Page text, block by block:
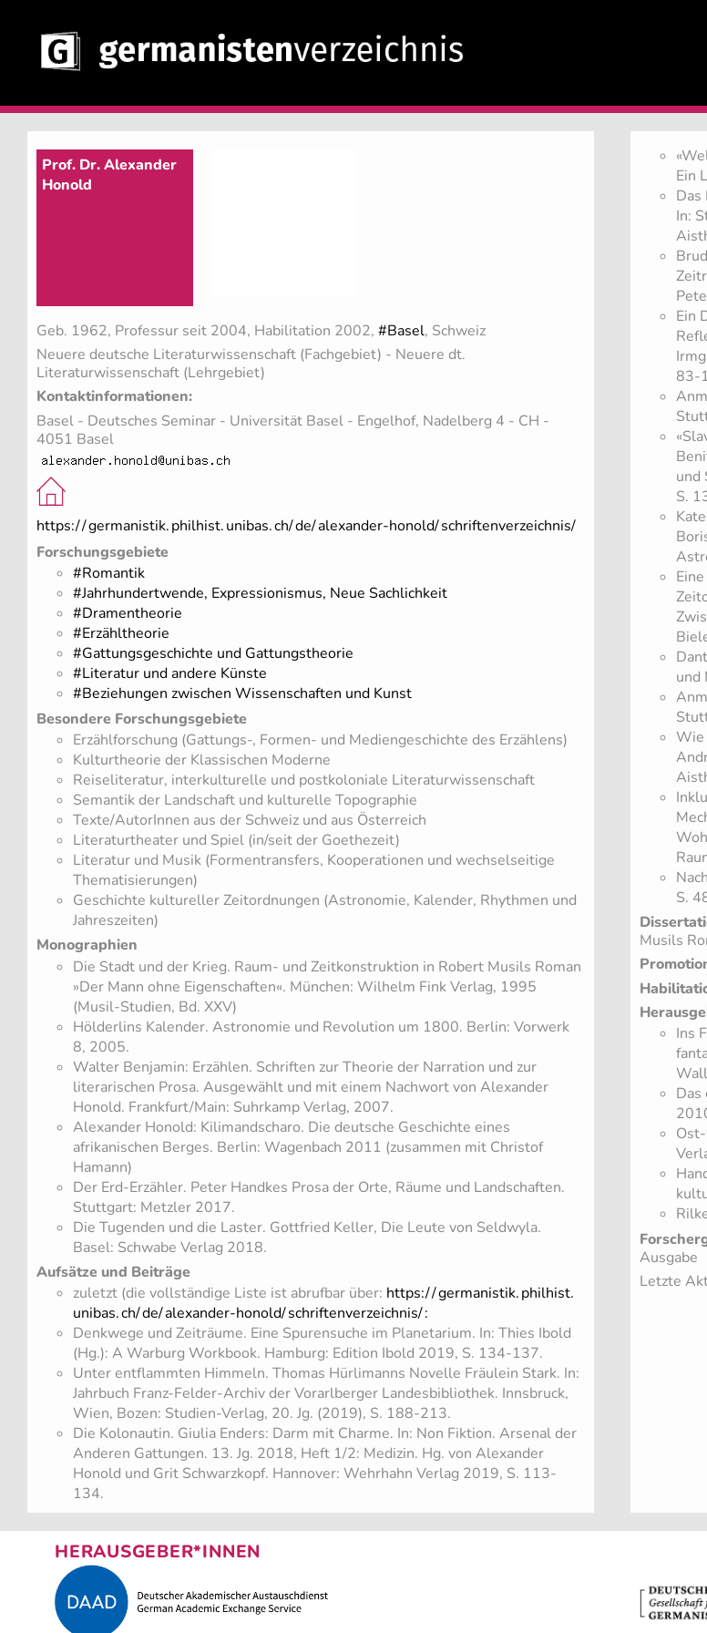
Prof. Dr. Alexander
Honold
Geb. 1962, Professur seit 2004, Habilitation 2002, #Basel, Schweiz
Neuere deutsche Literaturwissenschaft (Fachgebiet) - Neuere dt.
Literaturwissenschaft (Lehrgebiet)
Kontaktinformationen:
Basel - Deutsches Seminar - Universität Basel - Engelhof, Nadelberg 4 - CH -
4051 Basel
https://germanistik.philhist.unibas.ch/de/alexander-honold/schriftenverzeichnis/
Forschungsgebiete
#Romantik
#Jahrhundertwende, Expressionismus, Neue Sachlichkeit
#Dramentheorie
#Erzähltheorie
#Gattungsgeschichte und Gattungstheorie
#Literatur und andere Künste
#Beziehungen zwischen Wissenschaften und Kunst
Besondere Forschungsgebiete
Erzählforschung (Gattungs-, Formen- und Mediengeschichte des Erzählens)
Kulturtheorie der Klassischen Moderne
Reiseliteratur, interkulturelle und postkoloniale Literaturwissenschaft
Semantik der Landschaft und kulturelle Topographie
Texte/AutorInnen aus der Schweiz und aus Österreich
Literaturtheater und Spiel (in/seit der Goethezeit)
Literatur und Musik (Formentransfers, Kooperationen und wechselseitige
Thematisierungen)
Geschichte kultureller Zeitordnungen (Astronomie, Kalender, Rhythmen und
Jahreszeiten)
Monographien
Die Stadt und der Krieg. Raum- und Zeitkonstruktion in Robert Musils Roman
»Der Mann ohne Eigenschaften«. München: Wilhelm Fink Verlag, 1995
(Musil-Studien, Bd. XXV)
Hölderlins Kalender. Astronomie und Revolution um 1800. Berlin: Vorwerk
8, 2005.
Walter Benjamin: Erzählen. Schriften zur Theorie der Narration und zur
literarischen Prosa. Ausgewählt und mit einem Nachwort von Alexander
Honold. Frankfurt/Main: Suhrkamp Verlag, 2007.
Alexander Honold: Kilimandscharo. Die deutsche Geschichte eines
afrikanischen Berges. Berlin: Wagenbach 2011 (zusammen mit Christof
Hamann)
Der Erd-Erzähler. Peter Handkes Prosa der Orte, Räume und Landschaften.
Stuttgart: Metzler 2017.
Die Tugenden und die Laster. Gottfried Keller, Die Leute von Seldwyla.
Basel: Schwabe Verlag 2018.
Aufsätze und Beiträge
zuletzt (die vollständige Liste ist abrufbar über: https://germanistik.philhist.
unibas.ch/de/alexander-honold/schriftenverzeichnis/:
Denkwege und Zeiträume. Eine Spurensuche im Planetarium. In: Thies Ibold
(Hg.): A Warburg Workbook. Hamburg: Edition Ibold 2019, S. 134-137.
Unter entflammten Himmeln. Thomas Hürlimanns Novelle Fräulein Stark. In:
Jahrbuch Franz-Felder-Archiv der Vorarlberger Landesbibliothek. Innsbruck,
Wien, Bozen: Studien-Verlag, 20. Jg. (2019), S. 188-213.
Die Kolonautin. Giulia Enders: Darm mit Charme. In: Non Fiktion. Arsenal der
Anderen Gattungen. 13. Jg. 2018, Heft 1/2: Medizin. Hg. von Alexander
Honold und Grit Schwarzkopf. Hannover: Wehrhahn Verlag 2019, S. 113-
134.
Ein
Das
In:
Ein
83-
und
S.
und
Wie
S.
Musils
Ins
Das
Ausgabe
Letzte
HERAUSGEBER*INNEN